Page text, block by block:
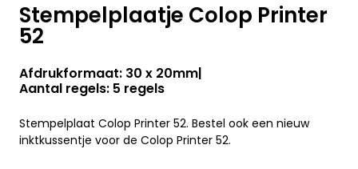
Stempelplaatje Colop Printer
52
Afdrukformaat: 30 x 20mm
Aantal regels: 5 regels
Stempelplaat Colop Printer 52. Bestel ook een nieuw
inktkussentje voor de Colop Printer 52.